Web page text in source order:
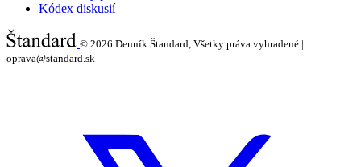
Kódex diskusií
© 2026 Denník Štandard, Všetky práva vyhradené |
oprava@standard.sk